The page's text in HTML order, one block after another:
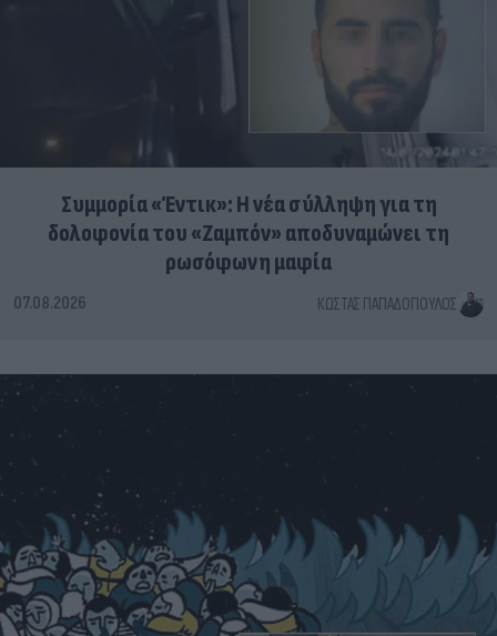
Συμμορία «Έντικ»: Η νέα σύλληψη για τη
δολοφονία του «Ζαμπόν» αποδυναμώνει τη
ρωσόφωνη μαφία
07.08.2026 ΚΏΣΤΑΣ ΠΑΠΑΔΌΠΟΥΛΟΣ